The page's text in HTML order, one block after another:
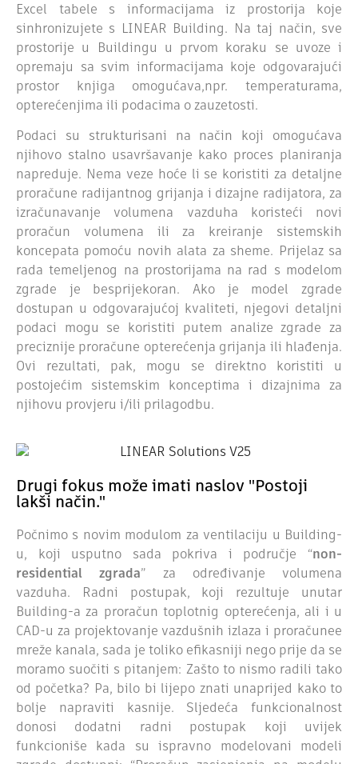
Excel tabele s informacijama iz prostorija koje
sinhronizujete s LINEAR Building. Na taj način, sve
prostorije u Buildingu u prvom koraku se uvoze i
opremaju sa svim informacijama koje odgovarajući
prostor knjiga omogućava,npr. temperaturama,
opterećenjima ili podacima o zauzetosti.
Podaci su strukturisani na način koji omogućava
njihovo stalno usavršavanje kako proces planiranja
napreduje. Nema veze hoće li se koristiti za detaljne
proračune radijantnog grijanja i dizajne radijatora, za
izračunavanje volumena vazduha koristeći novi
proračun volumena ili za kreiranje sistemskih
koncepata pomoću novih alata za sheme. Prijelaz sa
rada temeljenog na prostorijama na rad s modelom
zgrade je besprijekoran. Ako je model zgrade
dostupan u odgovarajućoj kvaliteti, njegovi detaljni
podaci mogu se koristiti putem analize zgrade za
preciznije proračune opterećenja grijanja ili hlađenja.
Ovi rezultati, pak, mogu se direktno koristiti u
postojećim sistemskim konceptima i dizajnima za
njihovu provjeru i/ili prilagodbu.
Drugi fokus može imati naslov "Postoji
lakši način."
Počnimo s novim modulom za ventilaciju u Building-
u, koji usputno sada pokriva i područje “non-
residential zgrada” za određivanje volumena
vazduha. Radni postupak, koji rezultuje unutar
Building-a za proračun toplotnig opterećenja, ali i u
CAD-u za projektovanje vazdušnih izlaza i proračunee
mreže kanala, sada je toliko efikasniji nego prije da se
moramo suočiti s pitanjem: Zašto to nismo radili tako
od početka? Pa, bilo bi lijepo znati unaprijed kako to
bolje napraviti kasnije. Sljedeća funkcionalnost
donosi dodatni radni postupak koji uvijek
funkcioniše kada su ispravno modelovani modeli